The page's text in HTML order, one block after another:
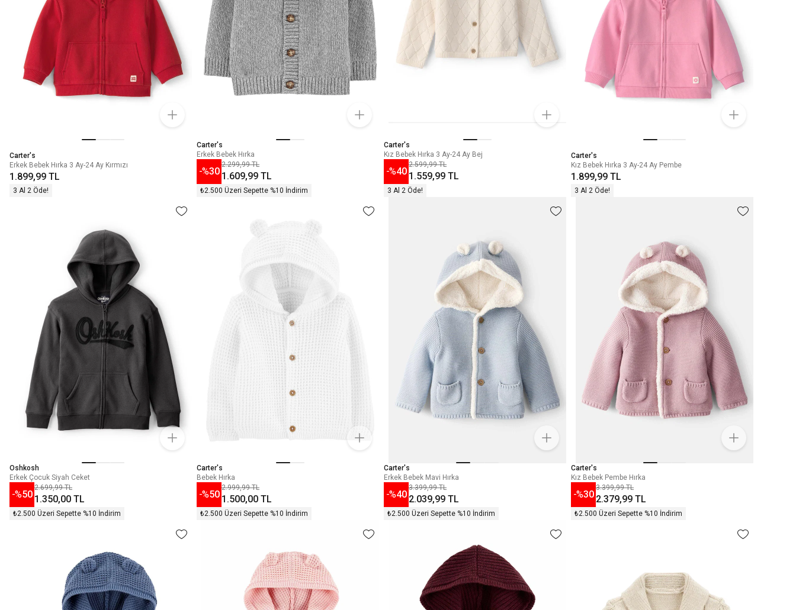
Carter's
Erkek Bebek Hırka 3 Ay-24 Ay Kırmızı
1.899,99 TL
3 Al 2 Öde!
Carter's
Erkek Bebek Hırka
-%30
2.299,99 TL
1.609,99 TL
₺2.500 Üzeri Sepette %10 İndirim
Carter's
Kız Bebek Hırka 3 Ay-24 Ay Bej
-%40
2.599,99 TL
1.559,99 TL
3 Al 2 Öde!
Carter's
Kız Bebek Hırka 3 Ay-24 Ay Pembe
1.899,99 TL
3 Al 2 Öde!
Oshkosh
Erkek Çocuk Siyah Ceket
-%50
2.699,99 TL
1.350,00 TL
₺2.500 Üzeri Sepette %10 İndirim
Carter's
Bebek Hırka
-%50
2.999,99 TL
1.500,00 TL
₺2.500 Üzeri Sepette %10 İndirim
Carter's
Erkek Bebek Mavi Hırka
-%40
3.399,99 TL
2.039,99 TL
₺2.500 Üzeri Sepette %10 İndirim
Carter's
Kız Bebek Pembe Hırka
-%30
3.399,99 TL
2.379,99 TL
₺2.500 Üzeri Sepette %10 İndirim